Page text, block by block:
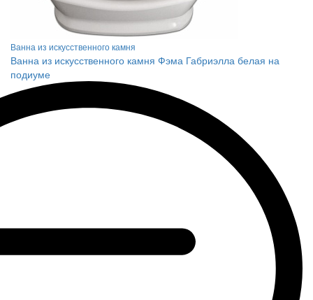
Ванна из искусственного камня
Ванна из искусственного камня Фэма Габриэлла белая на
подиуме